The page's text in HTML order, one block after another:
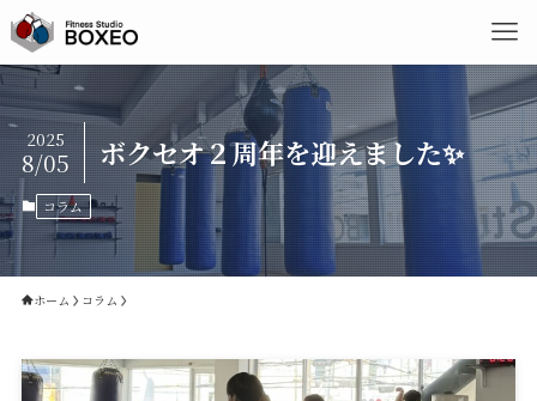
ボクセオ２周年を迎えました✨
2025
8/05
コラム
ホーム コラム